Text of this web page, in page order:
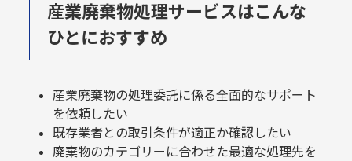
産業廃棄物処理サービスはこんな
ひとにおすすめ
産業廃棄物の処理委託に係る全面的なサポート
を依頼したい
既存業者との取引条件が適正か確認したい
廃棄物のカテゴリーに合わせた最適な処理先を